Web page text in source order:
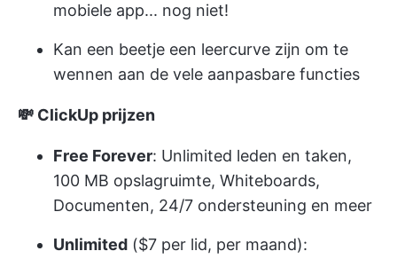
mobiele app... nog niet!
Kan een beetje een leercurve zijn om te
wennen aan de vele aanpasbare functies
💸 ClickUp prijzen
Free Forever: Unlimited leden en taken,
100 MB opslagruimte, Whiteboards,
Documenten, 24/7 ondersteuning en meer
Unlimited ($7 per lid, per maand):